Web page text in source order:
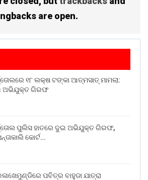
are open.
୧୮ ଲକ୍ଷ ଟଙ୍କା ଆତ୍ମସାତ୍ ମାମଲା:
ଅଭିଯୁକ୍ତ ଗିରଫ
ପୁଲିସ ହାତରେ ଦୁଇ ଅଭିଯୁକ୍ତ ଗିରଫ,
କୋର୍ଟ…
ପବିତ୍ର ବାହୁଡା ଯାତ୍ରା